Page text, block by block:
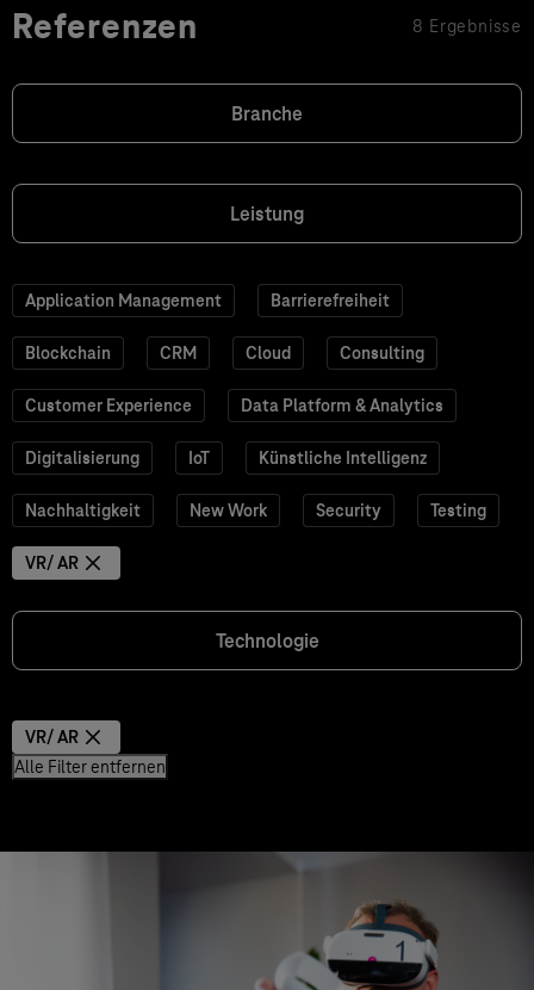
Referenzen 8 Ergebnisse
Branche
Leistung
Application Management Barrierefreiheit
Blockchain CRM Cloud Consulting
Customer Experience Data Platform & Analytics
Digitalisierung IoT Künstliche Intelligenz
Nachhaltigkeit New Work Security Testing
VR/ AR
Technologie
VR/ AR
Alle Filter entfernen